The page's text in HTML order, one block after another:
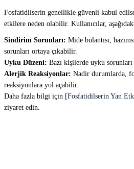
Fosfatidilserin genellikle güvenli kabul
etkilere neden olabilir. Kullanıcılar,
Sindirim Sorunları: Mide bulantısı,
sorunları ortaya çıkabilir.
Uyku Düzeni: Bazı kişilerde uyku
Alerjik Reaksiyonlar: Nadir durumlarda,
reaksiyonlara yol açabilir.
Daha fazla bilgi için [Fosfatidilserin Yan
ziyaret edin.